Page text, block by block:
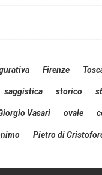
Firenze
saggistica storico
Vasari ovale
Pietro di